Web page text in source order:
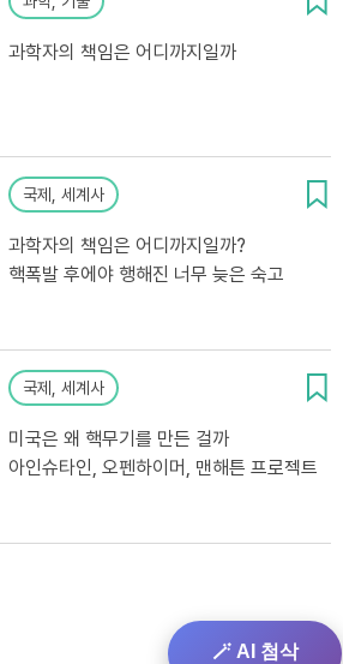
과학자의 책임은 어디까지일까
국제, 세계사
과학자의 책임은 어디까지일까?
핵폭발 후에야 행해진 너무 늦은 숙고
국제, 세계사
미국은 왜 핵무기를 만든 걸까
아인슈타인, 오펜하이머, 맨해튼 프로젝트
🪄 AI 첨삭